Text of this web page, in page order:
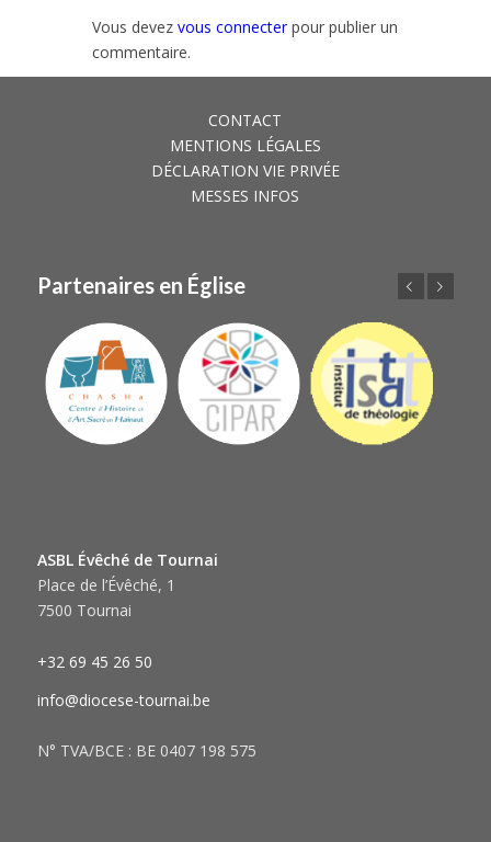
Vous devez vous connecterpour publier un
commentaire.
CONTACT
MENTIONS LÉGALES
DÉCLARATION VIE PRIVÉE
MESSES INFOS
Partenaires en Église
ASBL Évêché de Tournai
Place de l’Évêché, 1
7500 Tournai
+32 69 45 26 50
info@diocese-tournai.be
N° TVA/BCE : BE 0407 198 575